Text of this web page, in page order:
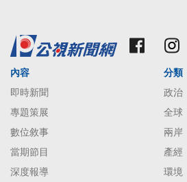
內容
即時新聞
專題策展
數位敘事
當期節目
深度報導
分類
政治
全球
兩岸
產經
環境